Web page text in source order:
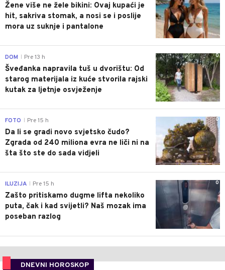
Žene više ne žele bikini: Ovaj kupaći je
hit, sakriva stomak, a nosi se i poslije
mora uz suknje i pantalone
0
DOM Pre 13 h
Šveđanka napravila tuš u dvorištu: Od
starog materijala iz kuće stvorila rajski
kutak za ljetnje osvježenje
0
FOTO Pre 15 h
Da li se gradi novo svjetsko čudo?
Zgrada od 240 miliona evra ne liči ni na
šta što ste do sada vidjeli
0
ILUZIJA Pre 15 h
Zašto pritiskamo dugme lifta nekoliko
puta, čak i kad svijetli? Naš mozak ima
poseban razlog
DNEVNI HOROSKOP